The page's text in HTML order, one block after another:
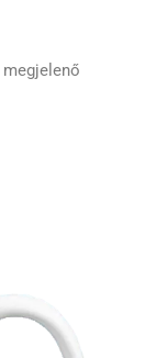
megjelenő